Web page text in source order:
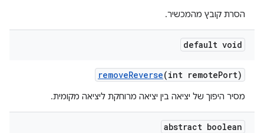
הסרת קובץ מהמכשיר.
default void
removeReverse(int remotePort)
מסיר היפוך של יציאה בין יציאה מרוחקת ליציאה מקומית.
abstract boolean